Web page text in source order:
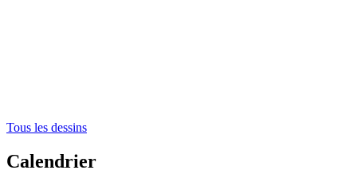
Tous les dessins
Calendrier